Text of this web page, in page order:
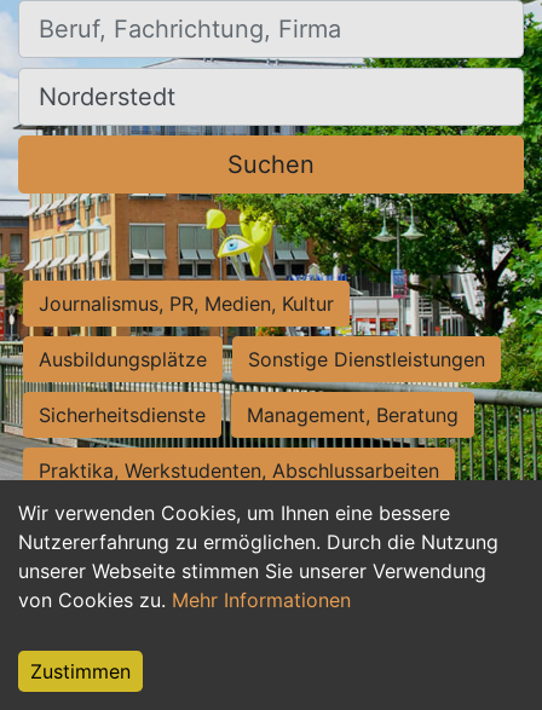
Wir verwenden Cookies, um Ihnen eine bessere
Nutzererfahrung zu ermöglichen. Durch die Nutzung
unserer Webseite stimmen Sie unserer Verwendung
von Cookies zu. Mehr Informationen
Zustimmen
Beruf, Fachrichtung, Firma
Ort, Stadt
Suchen
Journalismus, PR, Medien, Kultur
Ausbildungsplätze Sonstige Dienstleistungen
Sicherheitsdienste Management, Beratung
Praktika, Werkstudenten, Abschlussarbeiten
Personalwesen Assistenz, Sekretariat
Hilfskräfte, Aushilfs- und Nebenjobs
Weiterbildung, Studium, duale Ausbildung